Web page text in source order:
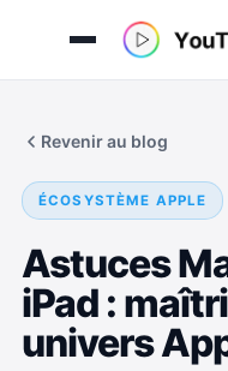
Revenir au blog
ÉCOSYSTÈME APPLE
Astuces
iPad :
univers